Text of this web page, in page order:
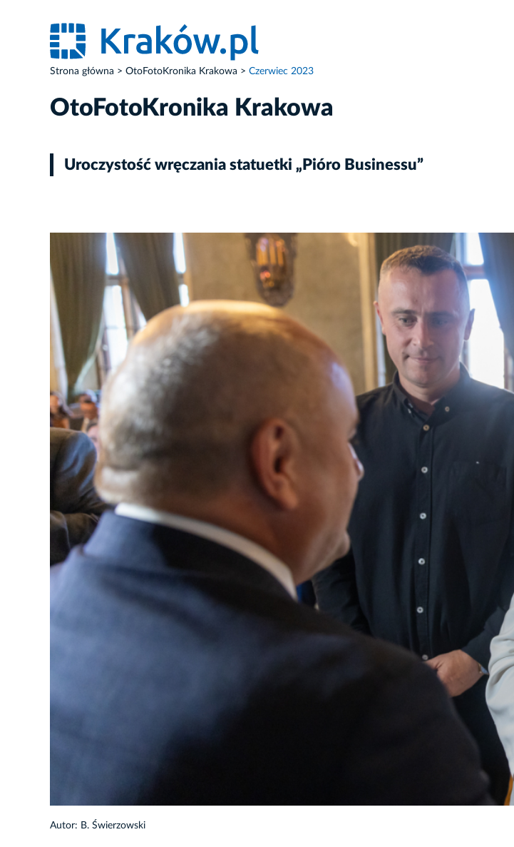
Strona główna OtoFotoKronika Krakowa Czerwiec 2023
OtoFotoKronika Krakowa
Uroczystość wręczania statuetki „Pióro Businessu”
Autor: B. Świerzowski